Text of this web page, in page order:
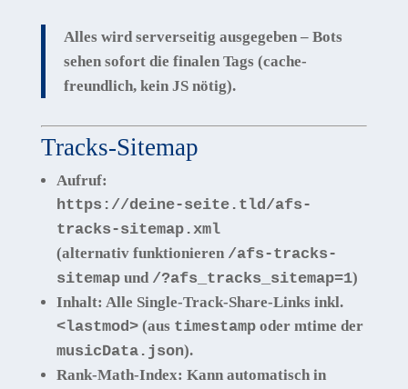
Alles wird serverseitig ausgegeben – Bots
sehen sofort die finalen Tags (cache-
freundlich, kein JS nötig).
Tracks-Sitemap
Aufruf:
https://deine-seite.tld/afs-
tracks-sitemap.xml
(alternativ funktionieren /afs-tracks-
sitemapund /?afs_tracks_sitemap=1)
Inhalt: Alle Single-Track-Share-Links inkl.
<lastmod>(aus timestampoder mtime der
musicData.json).
Rank-Math-Index: Kann automatisch in